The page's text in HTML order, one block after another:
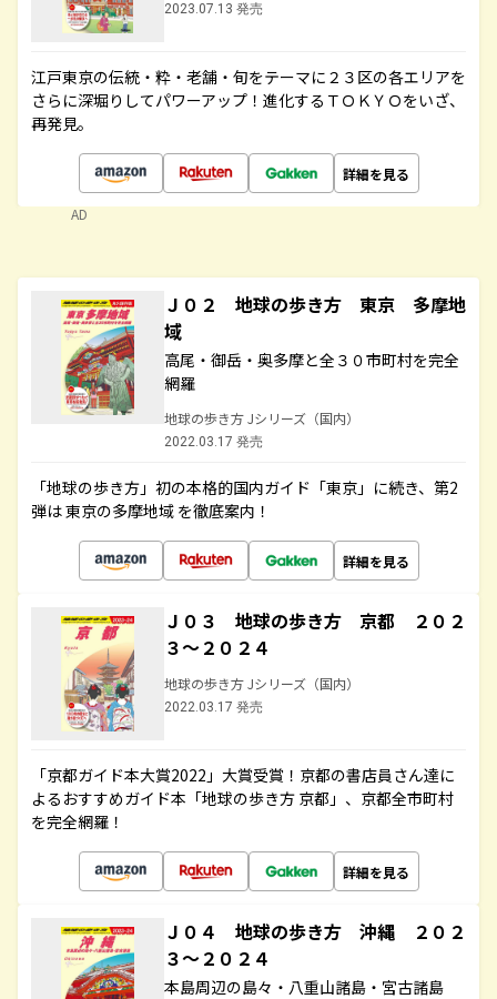
2023.07.13 発売
江戸東京の伝統・粋・老舗・旬をテーマに２３区の各エリアを
さらに深堀りしてパワーアップ！進化するＴＯＫＹＯをいざ、
再発見。
詳細を見る
AD
Ｊ０２ 地球の歩き方 東京 多摩地
域
高尾・御岳・奥多摩と全３０市町村を完全
網羅
地球の歩き方 Jシリーズ（国内）
2022.03.17 発売
「地球の歩き方」初の本格的国内ガイド「東京」に続き、第2
弾は 東京の多摩地域 を徹底案内！
詳細を見る
Ｊ０３ 地球の歩き方 京都 ２０２
３～２０２４
地球の歩き方 Jシリーズ（国内）
2022.03.17 発売
「京都ガイド本大賞2022」大賞受賞！京都の書店員さん達に
よるおすすめガイド本「地球の歩き方 京都」、京都全市町村
を完全網羅！
詳細を見る
Ｊ０４ 地球の歩き方 沖縄 ２０２
３～２０２４
本島周辺の島々・八重山諸島・宮古諸島